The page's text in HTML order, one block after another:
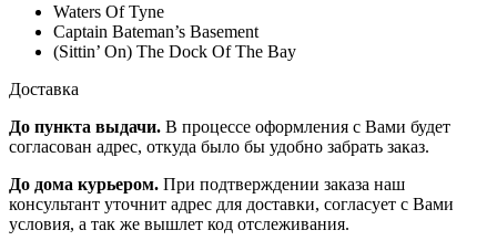
Waters Of Tyne
Captain Bateman’s Basement
(Sittin’ On) The Dock Of The Bay
Доставка
До пункта выдачи. В процессе оформления с Вами будет
согласован адрес, откуда было бы удобно забрать заказ.
До дома курьером. При подтверждении заказа наш
консультант уточнит адрес для доставки, согласует с Вами
условия, а так же вышлет код отслеживания.